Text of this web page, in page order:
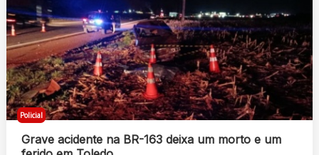
Policial
Grave acidente na BR-163 deixa um morto e um